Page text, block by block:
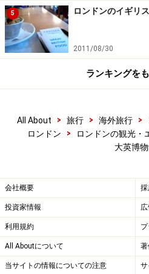
5 ロンドンのイギリ
2011/08/30
ランキングを
All About > 旅行 > 海外旅行 >
ロンドン
> ロンドンの観光・
大英博
会社概要 採
投資家情報
利用規約
All Aboutについて
当サイトの情報についての注意